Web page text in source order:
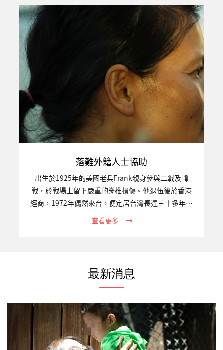
離；而她身上的斗笠和側背包，將她的身影擠壓得易
發佝僂。她總會待上一整個下午，跟大方叨叨絮絮說
著話，陽光灑落，這便是屏東中心的日常。一、專案
關注的議題愛滋感染者經由穩定服藥治療後，平均餘
命與常人無異，然而許多愛滋感染者因為疾病及服用
藥物、病情曝光及社會污名標籤等原因，無法求助於
原先的支援網路而成為社會的邊緣者。…
落難外籍人士協助
出生於1925年的美國老兵Frank親身參與二戰及韓
戰，於戰場上留下嚴重的脊椎損傷。他退伍後於香港
經商，1972年偶然來台，便定居台灣長達三十多年。
2015年，臥病在床的他經友人轉介至關愛之家接受照
人前來致上敬意，棺木上覆蓋著美國國旗，標準的美
國軍禮。最後，我們遵照Frank的遺願，以花葬的形
式永留在這塊他深愛的土地上。一、專案關注的議題
跨國人口流動已是現今高度全球化的重大現象，然而
不論遷徙動機為何，…
查看更多
最新消息